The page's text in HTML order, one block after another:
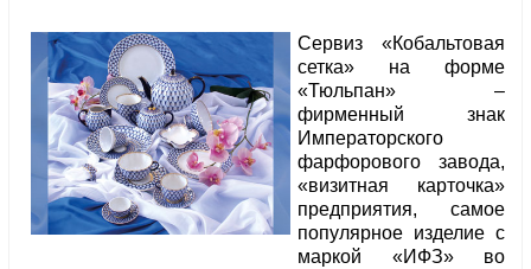
Сервиз «Кобальтовая
сетка» на форме
«Тюльпан» –
фирменный знак
Императорского
фарфорового завода,
«визитная карточка»
предприятия, самое
популярное изделие с
маркой «ИФЗ» во